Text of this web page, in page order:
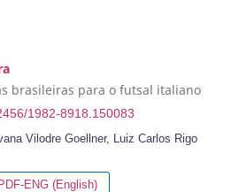
brasileiras para o futsal italiano
1982-8918.150083
Vilodre Goellner, Luiz Carlos Rigo
PDF-ENG (English)